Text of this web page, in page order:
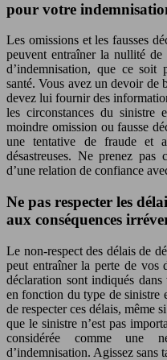
pour votre
Les omissions et les fausses
peuvent entraîner la nullité de
d’indemnisation, que ce
santé. Vous avez un devoir de
devez lui fournir des
les circonstances du sinistre
moindre omission ou fausse
une tentative de fraude et
désastreuses. Ne prenez
d’une relation de confiance
Ne pas respecter les
aux conséquences
Le non-respect des délais de
peut entraîner la perte de vos
déclaration sont indiqués
en fonction du type de sinistre
de respecter ces délais, même
que le sinistre n’est pas
considérée comme une
d’indemnisation. Agissez sans